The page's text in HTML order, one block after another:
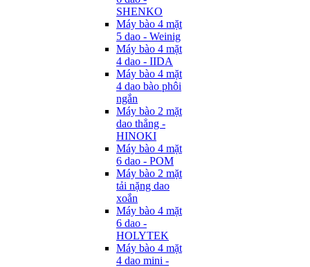
SHENKO
Máy bào 4 mặt
5 dao - Weinig
Máy bào 4 mặt
4 dao - IIDA
Máy bào 4 mặt
4 dao bào phôi
ngắn
Máy bào 2 mặt
dao thẳng -
HINOKI
Máy bào 4 mặt
6 dao - POM
Máy bào 2 mặt
tải nặng dao
xoắn
Máy bào 4 mặt
6 dao -
HOLYTEK
Máy bào 4 mặt
4 dao mini -